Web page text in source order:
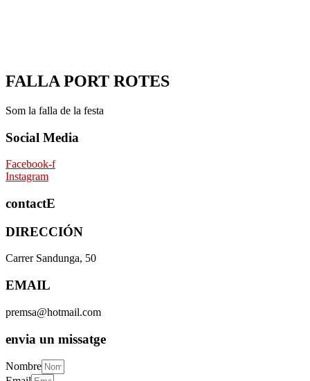
FALLA PORT ROTES
Som la falla de la festa
Social Media
Facebook-f
Instagram
contactE
DIRECCIÓN
Carrer Sandunga, 50
EMAIL
premsa@hotmail.com
envia un missatge
Nombre